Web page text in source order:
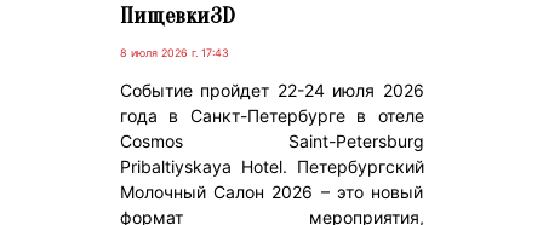
Пищевки3D
8 июля 2026 г. 17:43
Событие пройдет 22-24 июля 2026
года в Санкт-Петербурге в отеле
Cosmos Saint-Petersburg
Pribaltiyskaya Hotel. Петербургский
Молочный Салон 2026 – это новый
формат мероприятия,